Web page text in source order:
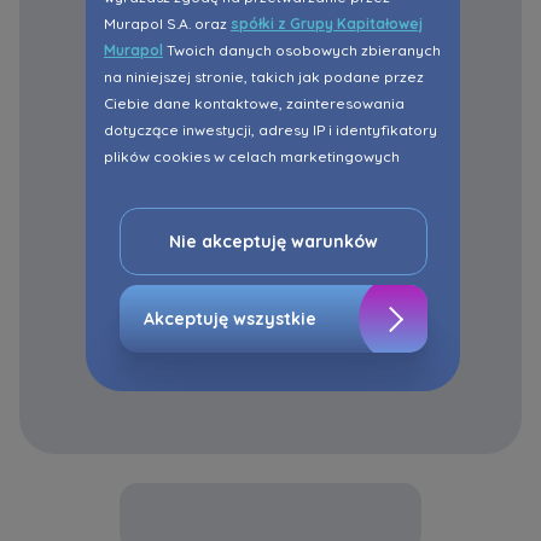
Murapol S.A. oraz spółki z Grupy Kapitałowej
Murapol Twoich danych osobowych zbieranych
na niniejszej stronie, takich jak podane przez
Ciebie dane kontaktowe, zainteresowania
dotyczące inwestycji, adresy IP i identyfikatory
plików cookies w celach marketingowych
do Twoich potrzeb, w tym w oparciu o
profilowanie. Oczywiście, możesz nie wyrazić
przedmiotowej zgody klikając ”Nie akceptuję
warunków”.
Zaznaczamy, iż zgoda jest dobrowolna i
ustawieniach zaawansowanych Twojej
Nie akceptuję warunków
Akceptuję wszystkie